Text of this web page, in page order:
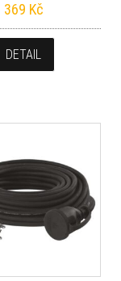
369 Kč
DETAIL